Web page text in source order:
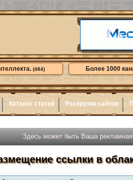
(484) Более 1000
Каталог статей Раскрутка сайтов
Здесь может быть Ваша рекламная
ссылки в